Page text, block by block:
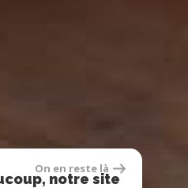
On en reste là
notre site